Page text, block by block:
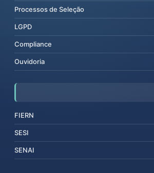
Processos de Seleção
LGPD
Compliance
Ouvidoria
FIERN
SESI
SENAI